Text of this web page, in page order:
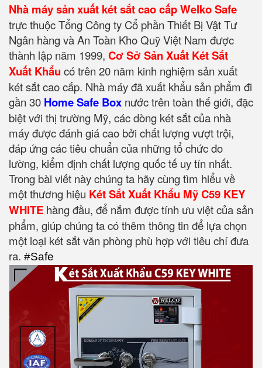
Nhà máy sản xuất két sắt cao cấp Welko Safe
trực thuộc Tổng Công ty Cổ phần Thiết Bị Vật Tư
Ngân hàng và An Toàn Kho Quỹ Việt Nam được
thành lập năm 1999, Cơ Sở Sản Xuất Két Sắt
Xuất Khẩu có trên 20 năm kinh nghiệm sản xuất
két sắt cao cấp. Nhà máy đã xuất khẩu sản phẩm đi
gần 30 Home Safe Box nước trên toàn thế giới, đặc
biệt với thị trường Mỹ, các dòng két sắt của nhà
máy được đánh giá cao bởi chất lượng vượt trội,
đáp ứng các tiêu chuẩn của những tổ chức đo
lường, kiểm định chất lượng quốc tế uy tín nhất.
Trong bài viết này chúng ta hãy cùng tìm hiểu về
một thương hiệu Két Sắt Xuất Khẩu Mỹ C59 KEY
WHITE hàng đầu, để nắm được tính ưu việt của sản
phẩm, giúp chúng ta có thêm thông tin để lựa chọn
một loại két sắt văn phòng phù hợp với tiêu chí đưa
ra. #Safe